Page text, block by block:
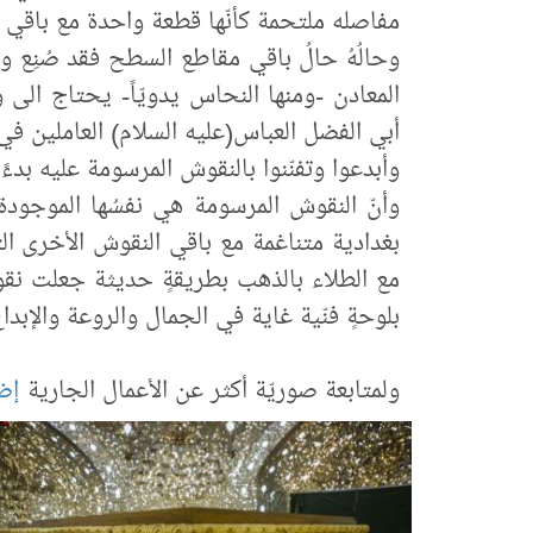
مفاصله ملتحمة كأنّها قطعة واحدة مع
وحالُهُ حالُ باقي مقاطع السطح فقد صُنِع
المعادن -ومنها النحاس يدويّاً- يحتاج
أبي الفضل العباس(عليه السلام)
وأبدعوا وتفنّنوا بالنقوش المرسومة عليه
وأنّ النقوش المرسومة هي نفسُها
بغدادية متناغمة مع باقي النقوش الأخرى
مع الطلاء بالذهب بطريقةٍ حديثة جعلت
بلوحةٍ فنّية غاية في الجمال والروعة
ولمتابعة صوريّة أكثر عن الأعمال الجارية